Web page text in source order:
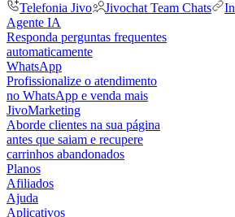
Telefonia Jivo
Jivochat Team Chats
Agente IA
Responda perguntas frequentes
automaticamente
WhatsApp
Profissionalize o atendimento
no WhatsApp e venda mais
JivoMarketing
Aborde clientes na sua página
antes que saiam e recupere
carrinhos abandonados
Planos
Afiliados
Ajuda
Aplicativos